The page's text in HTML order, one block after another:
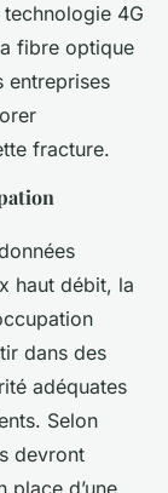
4G
fibre optique
entreprises
fracture.
haut débit, la
dans des
adéquates
Selon
devront